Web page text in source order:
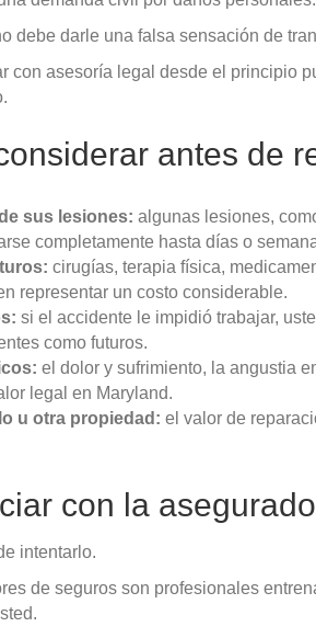
debe darle una falsa sensación de
con asesoría legal desde el principio
antes de
sus lesiones: algunas lesiones,
completamente hasta días o
cirugías, terapia física,
representar un costo considerable.
si el accidente le impidió trabajar,
como futuros.
el dolor y sufrimiento, la angustia
legal en Maryland.
u otra propiedad: el valor de
con la
intentarlo.
de seguros son profesionales